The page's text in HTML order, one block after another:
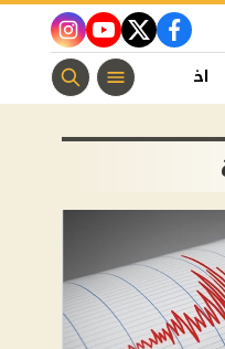
facebook
twitter
youtube
instagram
اخبار الفن منوعات مسيحية